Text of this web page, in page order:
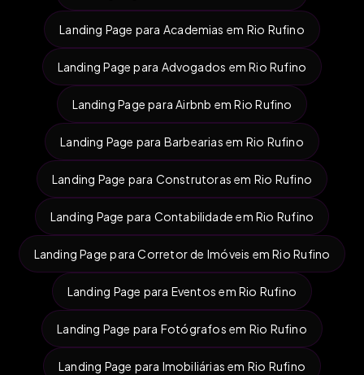
Landing Page para Academias em Rio Rufino
Landing Page para Advogados em Rio Rufino
Landing Page para Airbnb em Rio Rufino
Landing Page para Barbearias em Rio Rufino
Landing Page para Construtoras em Rio Rufino
Landing Page para Contabilidade em Rio Rufino
Landing Page para Corretor de Imóveis em Rio Rufino
Landing Page para Eventos em Rio Rufino
Landing Page para Fotógrafos em Rio Rufino
Landing Page para Imobiliárias em Rio Rufino